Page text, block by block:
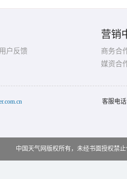
用户反馈
营销
商务合
媒资合
客服电
中国天气网版权所有，未经书面授权